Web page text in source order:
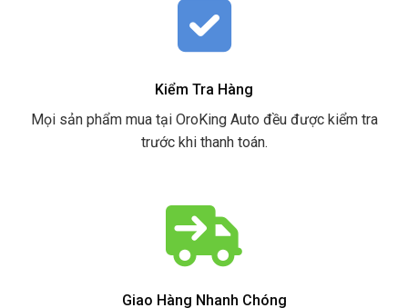
Kiểm Tra Hàng
Mọi sản phẩm mua tại OroKing Auto đều được kiểm tra
trước khi thanh toán.
Giao Hàng Nhanh Chóng